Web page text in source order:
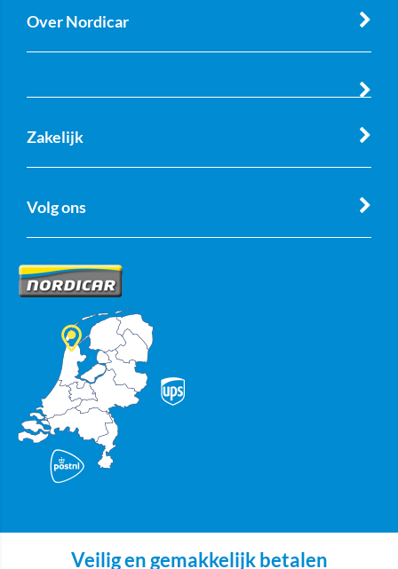
Over Nordicar
Zakelijk
Volg ons
Veilig en gemakkelijk betalen